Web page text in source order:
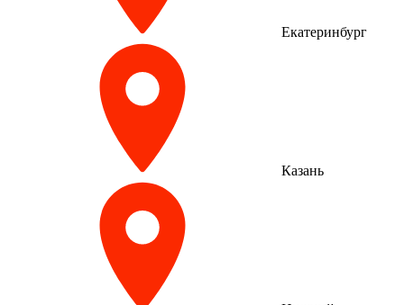
Екатеринбург
Казань